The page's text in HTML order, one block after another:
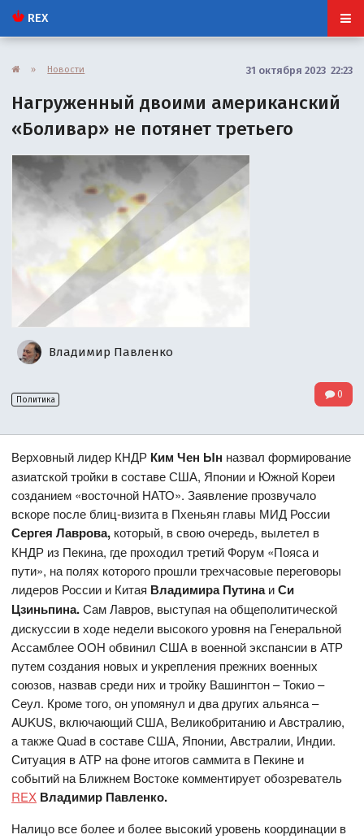
REX
» Новости 31 октября 2023 22:23
Нагруженный двоими американский
«Боливар» не потянет третьего
Владимир Павленко
Политика 0
Верховный лидер КНДР Ким Чен Ын назвал формирование
азиатской тройки в составе США, Японии и Южной Кореи
созданием «восточной НАТО». Заявление прозвучало
вскоре после блиц-визита в Пхеньян главы МИД России
Сергея Лаврова, который, в свою очередь, вылетел в
КНДР из Пекина, где проходил третий Форум «Пояса и
пути», на полях которого прошли трехчасовые переговоры
лидеров России и Китая Владимира ПутинаиСи
Цзиньпина.Сам Лавров, выступая на общеполитической
дискуссии в ходе недели высокого уровня на Генеральной
Ассамблее ООН обвинил США в военной экспансии в АТР
путем создания новых и укрепления прежних военных
союзов, назвав среди них и тройку Вашингтон – Токио –
Сеул. Кроме того, он упомянул и два других альянса –
AUKUS, включающий США, Великобританию и Австралию,
а также Quad в составе США, Японии, Австралии, Индии.
Ситуация в АТР на фоне итогов саммита в Пекине и
событий на Ближнем Востоке комментирует обозреватель
REX Владимир Павленко.
Налицо все более и более высокий уровень координации в